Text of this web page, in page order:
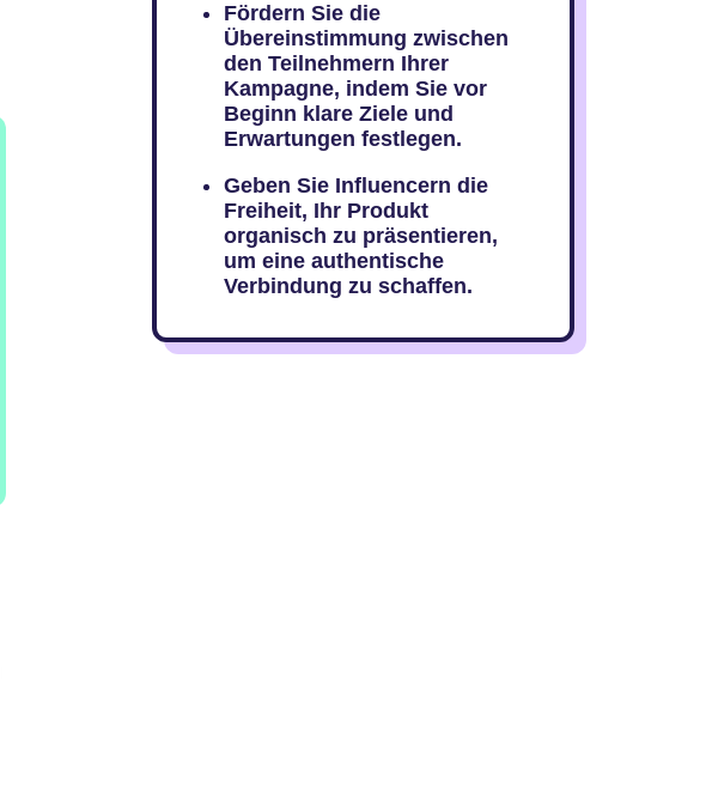
Fördern Sie die
Übereinstimmung zwischen
den Teilnehmern Ihrer
Kampagne, indem Sie vor
Beginn klare Ziele und
Erwartungen festlegen.
Geben Sie Influencern die
Freiheit, Ihr Produkt
organisch zu präsentieren,
um eine authentische
Verbindung zu schaffen.